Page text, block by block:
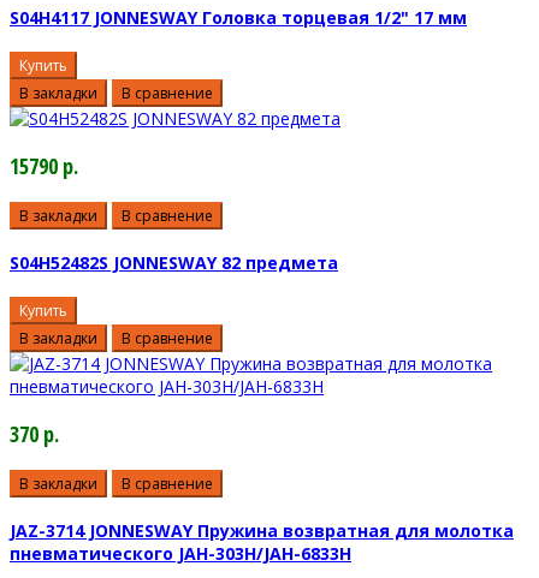
S04H4117 JONNESWAY Головка торцевая 1/2" 17 мм
Купить
В закладки
В сравнение
15790 р.
В закладки В сравнение
S04H52482S JONNESWAY 82 предмета
Купить
В закладки
В сравнение
370 р.
В закладки В сравнение
JAZ-3714 JONNESWAY Пружина возвратная для молотка
пневматического JAH-303H/JAH-6833H